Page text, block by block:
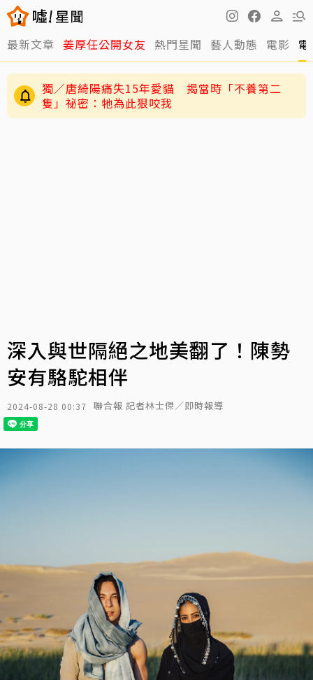
最新文章 姜厚任公開女友 熱門星聞 藝人動態 電影
獨／唐綺陽痛失15年愛貓 揭當時「不養第二
隻」祕密：牠為此狠咬我
深入與世隔絕之地美翻了！陳勢
安有駱駝相伴
2024-08-28 00:37 聯合報 記者林士傑／即時報導